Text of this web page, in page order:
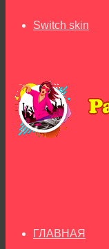
Switch skin
ГЛАВНАЯ